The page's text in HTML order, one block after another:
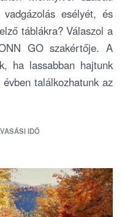
esélyét, és
táblákra? Válaszol a
GO szakértője. A
ha lassabban hajtunk
találkozhatunk az
IDŐ